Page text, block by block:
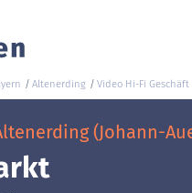
Altenerding Video Hi-Fi Geschäft
(Johann-